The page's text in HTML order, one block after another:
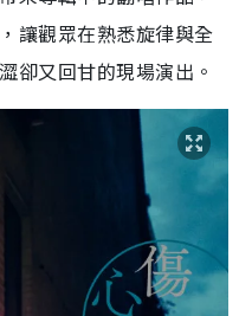
讓觀眾在熟悉旋律與全
卻又回甘的現場演出。